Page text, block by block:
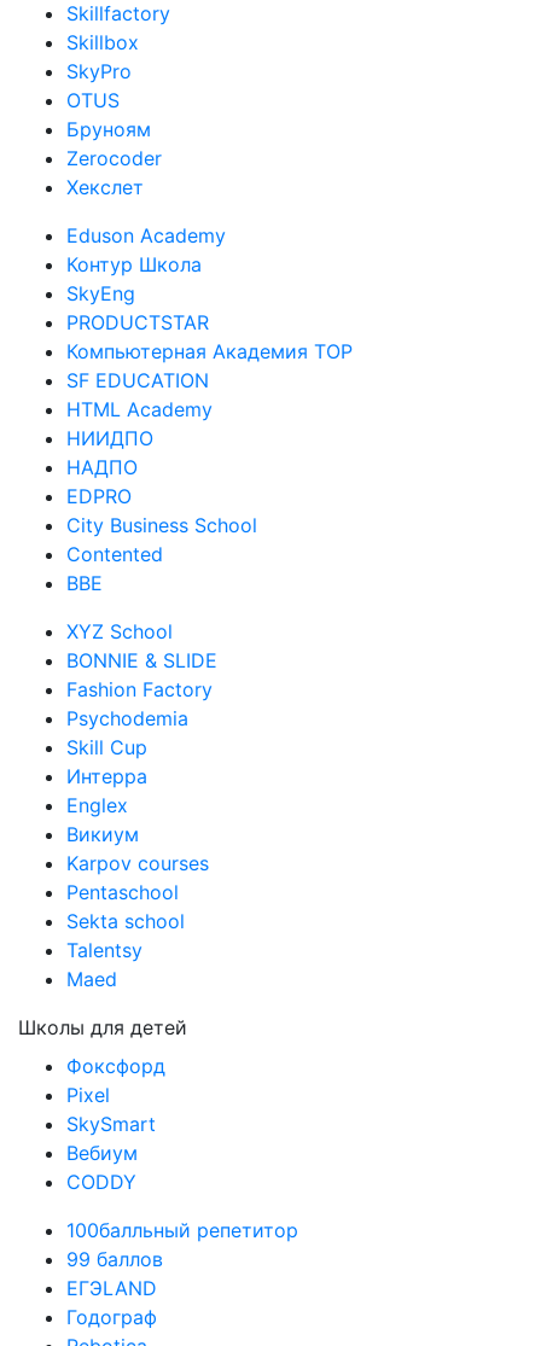
Skillfactory
Skillbox
SkyPro
OTUS
Бруноям
Zerocoder
Хекслет
Eduson Academy
Контур Школа
SkyEng
PRODUCTSTAR
Компьютерная Академия TOP
SF EDUCATION
HTML Academy
НИИДПО
НАДПО
EDPRO
City Business School
Contented
BBE
XYZ School
BONNIE & SLIDE
Fashion Factory
Psychodemia
Skill Cup
Интерра
Englex
Викиум
Karpov courses
Pentaschool
Sekta school
Talentsy
Maed
Школы для детей
Фоксфорд
Pixel
SkySmart
Вебиум
CODDY
100балльный репетитор
99 баллов
ЕГЭLAND
Годограф